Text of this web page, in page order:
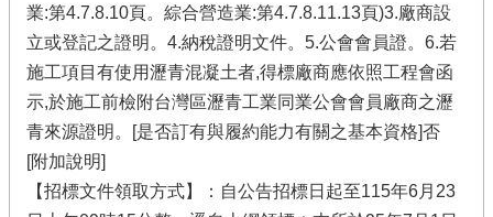
業:第4.7.8.10頁。綜合營造業:第4.7.8.11.13頁)3.廠商設
立或登記之證明。4.納稅證明文件。5.公會會員證。6.若
施工項目有使用瀝青混凝土者,得標廠商應依照工程會函
示,於施工前檢附台灣區瀝青工業同業公會會員廠商之瀝
青來源證明。[是否訂有與履約能力有關之基本資格]否
[附加說明]
【招標文件領取方式】：自公告招標日起至115年6月23